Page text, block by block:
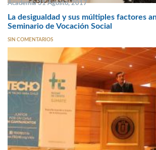
Academia 31 Agosto, 2017
La desigualdad y sus múltiples factores
Seminario de Vocación Social
SIN COMENTARIOS